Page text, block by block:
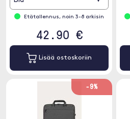
Etätallennus, noin 3-8 arkisin
42.90 €
Lisää ostoskoriin
-9%